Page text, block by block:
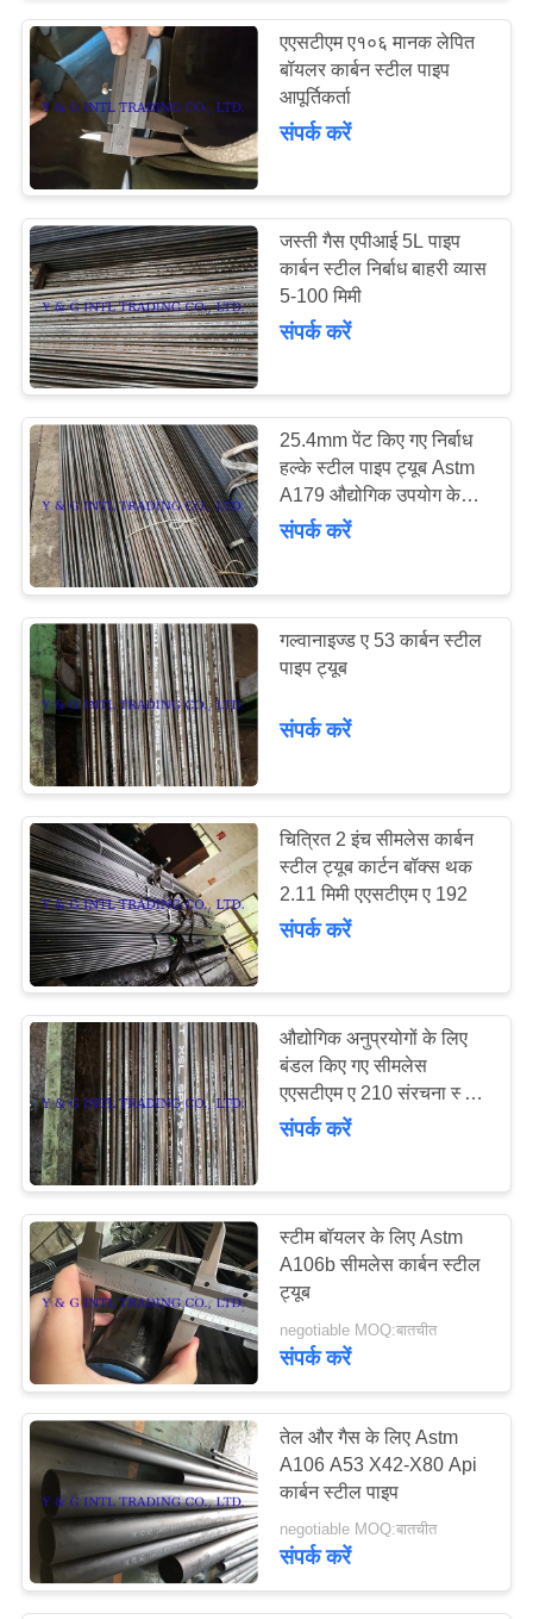
Finned ट्यूब
यू ट्यूब बेंड
हीट एक्सचेंजर उपकरण
21
इस्पात रेखा पाइप
22
धातु मिश्र धातु प्लेट
68
फिटिंग और फ्लैंगेस
एएसटीएम ए१०६ मानक लेपित
बॉयलर कार्बन स्टील पाइप
आपूर्तिकर्ता
संपर्क करें
जस्ती गैस एपीआई 5L पाइप
कार्बन स्टील निर्बाध बाहरी व्यास
5-100 मिमी
संपर्क करें
25.4mm पेंट किए गए निर्बाध
हल्के स्टील पाइप ट्यूब Astm
A179 औद्योगिक उपयोग के
लिए
संपर्क करें
गल्वानाइज्ड ए 53 कार्बन स्टील
पाइप ट्यूब
संपर्क करें
चित्रित 2 इंच सीमलेस कार्बन
स्टील ट्यूब कार्टन बॉक्स थक
2.11 मिमी एएसटीएम ए 192
संपर्क करें
औद्योगिक अनुप्रयोगों के लिए
बंडल किए गए सीमलेस
एएसटीएम ए 210 संरचना स्टील
पाइप ट्यूब
संपर्क करें
स्टीम बॉयलर के लिए Astm
A106b सीमलेस कार्बन स्टील
ट्यूब
negotiable MOQ:बातचीत
संपर्क करें
तेल और गैस के लिए Astm
A106 A53 X42-X80 Api
कार्बन स्टील पाइप
negotiable MOQ:बातचीत
संपर्क करें